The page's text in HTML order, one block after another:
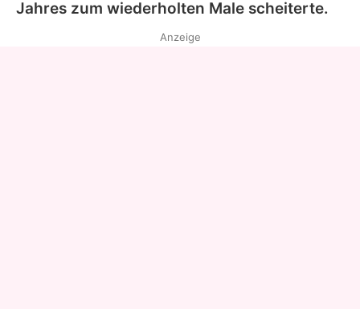
Jahres zum wiederholten Male scheiterte.
Anzeige